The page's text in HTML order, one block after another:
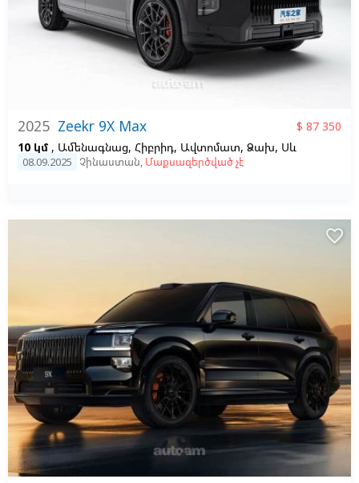
2025 Zeekr 9X Max
$ 87 350
10 կմ , Ամենագնաց, Հիբրիդ, Ավտոմատ, Ձախ, Սև
08.09.2025 Չինաստան, Մաքսազերծված չէ
favorite_border